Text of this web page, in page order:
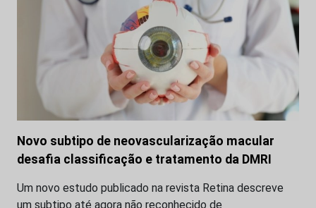
Novo subtipo de neovascularização macular
desafia classificação e tratamento da DMRI
Um novo estudo publicado na revista Retina descreve
um subtipo até agora não reconhecido de